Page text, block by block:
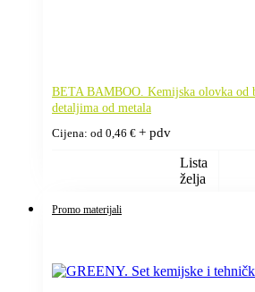
BETA BAMBOO. Kemijska olovka od
detaljima od metala
Cijena: od 0,46 € + pdv
Lista
želja
Promo materijali